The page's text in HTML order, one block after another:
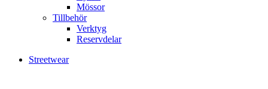
Mössor
Tillbehör
Verktyg
Reservdelar
Streetwear